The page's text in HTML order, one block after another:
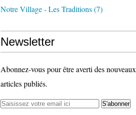
Notre Village - Les Traditions(7)
Newsletter
Abonnez-vous pour être averti des nouveaux
articles publiés.